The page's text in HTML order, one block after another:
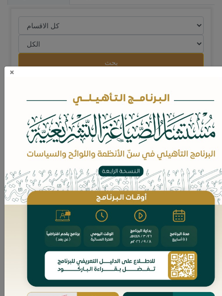
بحث
مقاصد العقوبات في الشريعة الإسلامية
كتاب يدرس مقاصد تشريع العقوبات المحققة للمصالح الدينية
والدنيوية، ويهدف هذا البحث المتميز بالدرجة الأولى إلى التعريف
10 ريال
×